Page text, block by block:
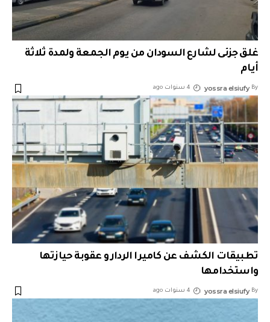
غلق جزئى لشارع السودان من يوم الجمعة ولمدة ثلاثة
أيام
By
yossra elsiufy 4 سنوات ago
تطبيقات الكشف عن كاميرا الردار و عقوبة حيازتها
واستخدامها
By
yossra elsiufy 4 سنوات ago